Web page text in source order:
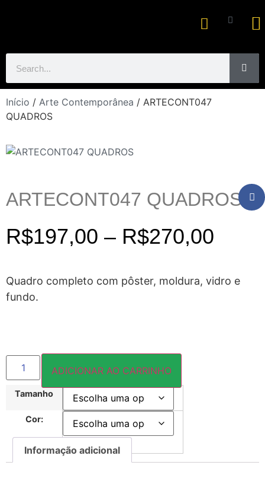
Início / Arte Contemporânea / ARTECONT047
QUADROS
ARTECONT047 QUADROS
R$197,00 – R$270,00
Quadro completo com pôster, moldura, vidro e
fundo.
Tamanho
Cor:
ADICIONAR AO CARRINHO
Informação adicional